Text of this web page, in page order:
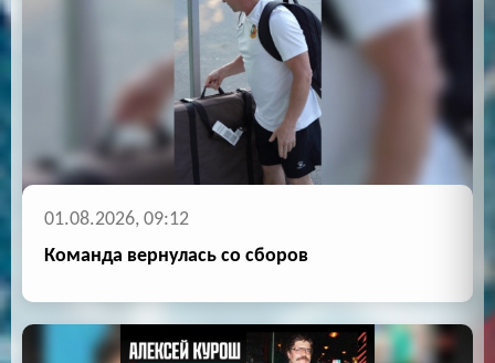
01.08.2026, 09:12
Команда вернулась со сборов